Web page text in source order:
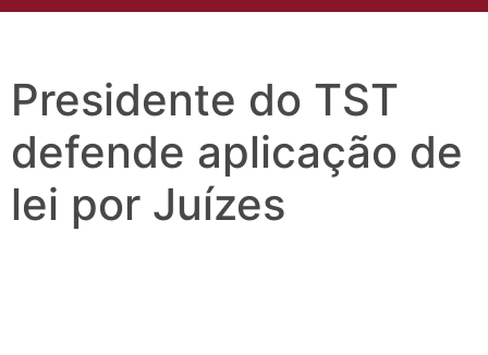
Presidente do TST
defende aplicação de
lei por Juízes